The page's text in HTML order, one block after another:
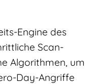
Engine des
Scan-
Algorithmen, um
Day-Angriffe